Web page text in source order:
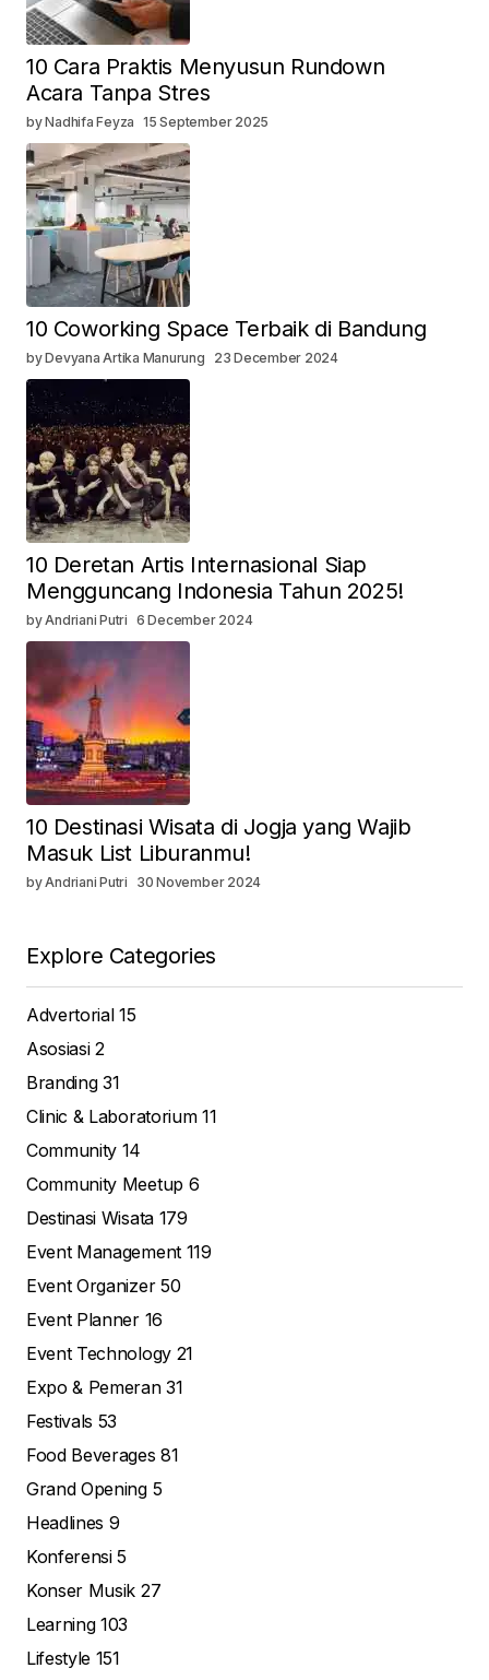
10 Cara Praktis Menyusun Rundown
Acara Tanpa Stres
by Nadhifa Feyza 15 September 2025
10 Coworking Space Terbaik di Bandung
by Devyana Artika Manurung 23 December 2024
10 Deretan Artis Internasional Siap
Mengguncang Indonesia Tahun 2025!
by Andriani Putri 6 December 2024
10 Destinasi Wisata di Jogja yang Wajib
Masuk List Liburanmu!
by Andriani Putri 30 November 2024
Explore Categories
Advertorial15
Asosiasi2
Branding31
Clinic & Laboratorium 11
Community 14
Community Meetup 6
Destinasi Wisata 179
Event Management 119
Event Organizer 50
Event Planner 16
Event Technology 21
Expo & Pemeran31
Festivals 53
Food Beverages81
Grand Opening 5
Headlines 9
Konferensi5
Konser Musik 27
Learning103
Lifestyle 151